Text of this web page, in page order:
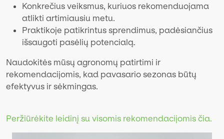
Konkrečius veiksmus, kuriuos rekomenduojama
atlikti artimiausiu metu.
Praktikoje patikrintus sprendimus, padėsiančius
išsaugoti pasėlių potencialą.
Naudokitės mūsų agronomų patirtimi ir
rekomendacijomis, kad pavasario sezonas būtų
efektyvus ir sėkmingas.
Peržiūrėkite leidinį su visomis rekomendacijomis čia.